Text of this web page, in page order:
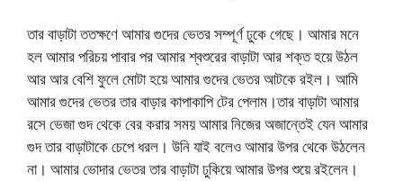
তার বাড়াটা ততক্ষণে আমার গুদের ভেতর সম্পূর্ণ ঢুকে গেছে। আমার মনে
হল আমার পরিচয় পাবার পর আমার শ্বশুরের বাড়াটা আর শক্ত হয়ে উঠল
আর আর বেশি ফুলে মোটা হয়ে আমার গুদের ভেতর আটকে রইল। আমি
আমার গুদের ভেতর তার বাড়ার কাপাকাপি টের পেলাম।তার বাড়াটা আমার
রসে ভেজা গুদ থেকে বের করার সময় আমার নিজের অজান্তেই যেন আমার
গুদ তার বাড়াটাকে চেপে ধরল। উনি যাই বলেও আমার উপর থেকে উঠলেন
না। আমার ভোদার ভেতর তার বাড়াটা ঢুকিয়ে আমার উপর শুয়ে রইলেন।